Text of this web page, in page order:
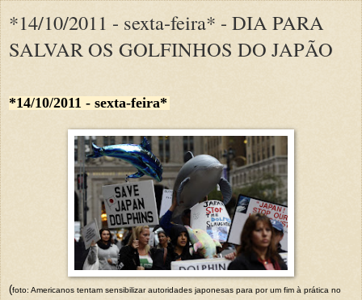
*14/10/2011 - sexta-feira* - DIA PARA
SALVAR OS GOLFINHOS DO JAPÃO
*14/10/2011 - sexta-feira*
(foto: Americanos tentam sensibilizar autoridades japonesas para por um fim à prática no